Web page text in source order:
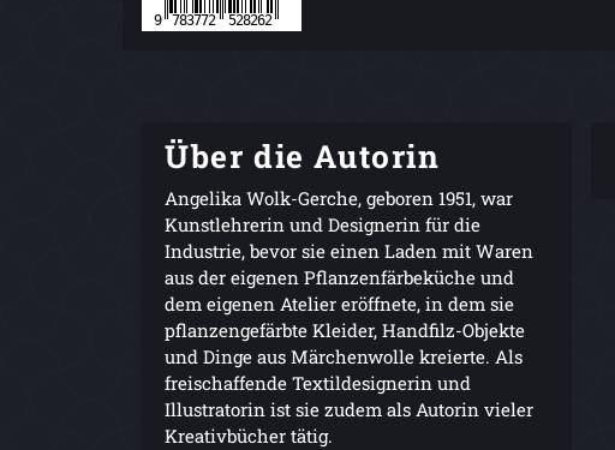
Über die Autorin
Angelika Wolk-Gerche, geboren 1951, war
Kunstlehrerin und Designerin für die
Industrie, bevor sie einen Laden mit Waren
aus der eigenen Pflanzenfärbeküche und
dem eigenen Atelier eröffnete, in dem sie
pflanzengefärbte Kleider, Handfilz-Objekte
und Dinge aus Märchenwolle kreierte. Als
freischaffende Textildesignerin und
Illustratorin ist sie zudem als Autorin vieler
Kreativbücher tätig.